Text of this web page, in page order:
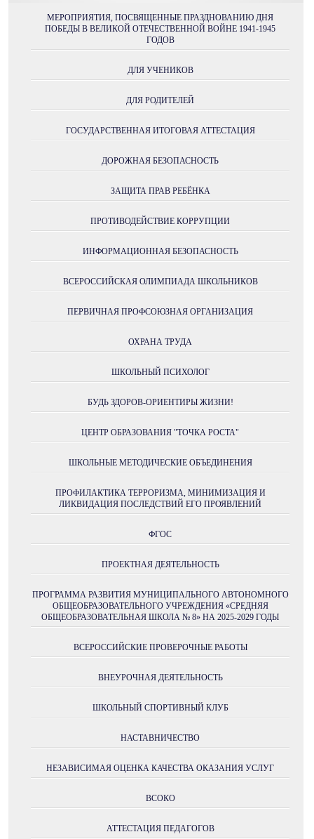
МЕРОПРИЯТИЯ, ПОСВЯЩЕННЫЕ ПРАЗДНОВАНИЮ ДНЯ
ПОБЕДЫ В ВЕЛИКОЙ ОТЕЧЕСТВЕННОЙ ВОЙНЕ 1941-1945
ГОДОВ
ДЛЯ УЧЕНИКОВ
ДЛЯ РОДИТЕЛЕЙ
ГОСУДАРСТВЕННАЯ ИТОГОВАЯ АТТЕСТАЦИЯ
ДОРОЖНАЯ БЕЗОПАСНОСТЬ
ЗАЩИТА ПРАВ РЕБЁНКА
ПРОТИВОДЕЙСТВИЕ КОРРУПЦИИ
ИНФОРМАЦИОННАЯ БЕЗОПАСНОСТЬ
ВСЕРОССИЙСКАЯ ОЛИМПИАДА ШКОЛЬНИКОВ
ПЕРВИЧНАЯ ПРОФСОЮЗНАЯ ОРГАНИЗАЦИЯ
ОХРАНА ТРУДА
ШКОЛЬНЫЙ ПСИХОЛОГ
БУДЬ ЗДОРОВ-ОРИЕНТИРЫ ЖИЗНИ!
ЦЕНТР ОБРАЗОВАНИЯ "ТОЧКА РОСТА"
ШКОЛЬНЫЕ МЕТОДИЧЕСКИЕ ОБЪЕДИНЕНИЯ
ПРОФИЛАКТИКА ТЕРРОРИЗМА, МИНИМИЗАЦИЯ И
ЛИКВИДАЦИЯ ПОСЛЕДСТВИЙ ЕГО ПРОЯВЛЕНИЙ
ФГОС
ПРОЕКТНАЯ ДЕЯТЕЛЬНОСТЬ
ПРОГРАММА РАЗВИТИЯ МУНИЦИПАЛЬНОГО АВТОНОМНОГО
ОБЩЕОБРАЗОВАТЕЛЬНОГО УЧРЕЖДЕНИЯ «СРЕДНЯЯ
ОБЩЕОБРАЗОВАТЕЛЬНАЯ ШКОЛА № 8» НА 2025-2029 ГОДЫ
ВСЕРОССИЙСКИЕ ПРОВЕРОЧНЫЕ РАБОТЫ
ВНЕУРОЧНАЯ ДЕЯТЕЛЬНОСТЬ
ШКОЛЬНЫЙ СПОРТИВНЫЙ КЛУБ
НАСТАВНИЧЕСТВО
НЕЗАВИСИМАЯ ОЦЕНКА КАЧЕСТВА ОКАЗАНИЯ УСЛУГ
ВСОКО
АТТЕСТАЦИЯ ПЕДАГОГОВ